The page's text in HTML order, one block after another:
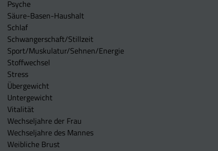
Psyche
Säure-Basen-Haushalt
Schlaf
Schwangerschaft/Stillzeit
Sport/Muskulatur/Sehnen/Energie
Stoffwechsel
Stress
Übergewicht
Untergewicht
Vitalität
Wechseljahre der Frau
Wechseljahre des Mannes
Weibliche Brust